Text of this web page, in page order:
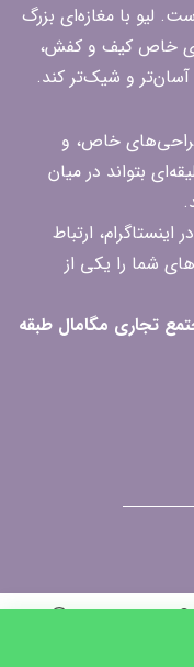
لیو با مغازه‌ای بزرگ
خاص کیف و کفش،
آسان‌تر و شیک‌تر کند.
خاص، و
بتواند در میان
در اینستاگرام، ارتباط
شما را یکی از
تجاری مگامال طبقه